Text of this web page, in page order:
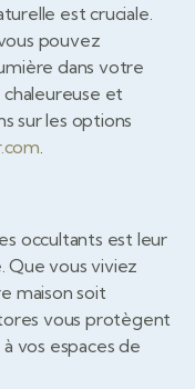
est cruciale.
pouvez
dans votre
et
sur les options
occultants est leur
Que vous viviez
maison soit
vous protègent
vos espaces de